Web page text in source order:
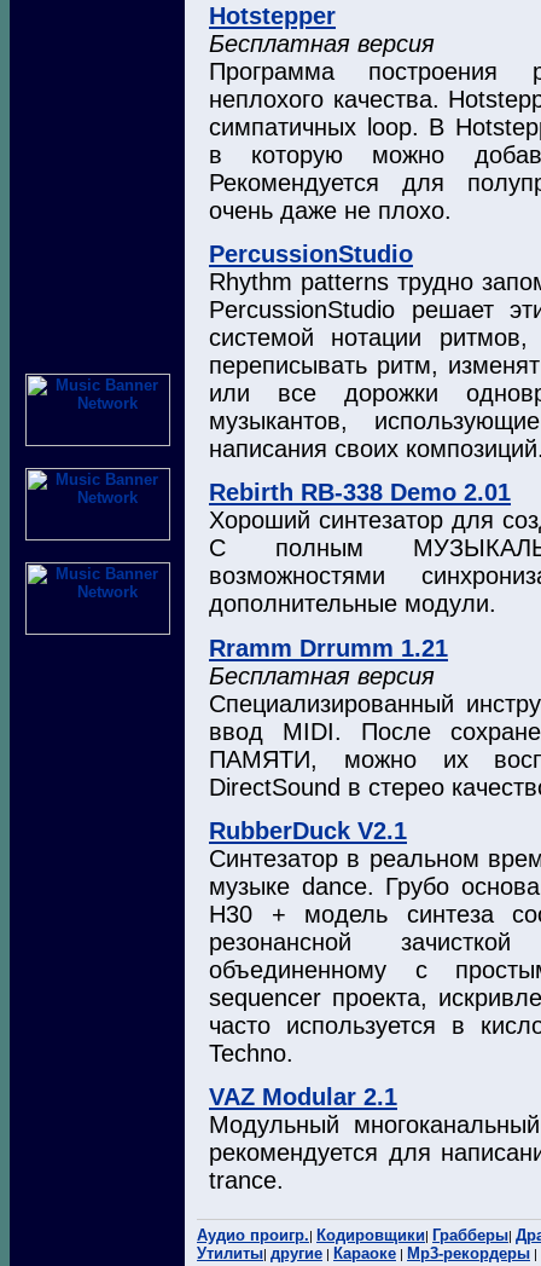
Hotstepper
Бесплатная версия
Программа построения
неплохого качества.
симпатичных loop. В
в которую можно
Рекомендуется для
очень даже не плохо.
PercussionStudio
Rhythm patterns трудно
PercussionStudio решает
системой нотации
переписывать ритм,
или все дорожки
музыкантов,
написания своих
Rebirth RB-338 Demo 2.01
Хороший синтезатор для
С полным
возможностями
дополнительные модули.
Rramm Drrumm 1.21
Бесплатная версия
Специализированный
ввод MIDI. После
ПАМЯТИ, можно их
DirectSound в стерео
RubberDuck V2.1
Синтезатор в реальном
музыке dance. Грубо
H30 + модель синтеза
резонансной
объединенному c
sequencer проекта,
часто используется в
Techno.
VAZ Modular 2.1
Модульный
рекомендуется для
trance.
Аудио проигр.| Кодировщики| Грабберы|
Утилиты| другие | Караоке | Mp3-рекордеры |